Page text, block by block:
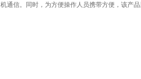
机通信。同时，为方便操作人员携带方便， 该产品